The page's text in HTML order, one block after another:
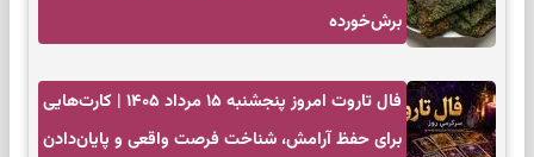
برش‌خورده
فال تاروت امروز پنجشنبه ۱۵ مرداد ۱۴۰۵ | کارت‌هایی
برای حفظ آرامش، شناخت فرصت واقعی و پایان‌دادن